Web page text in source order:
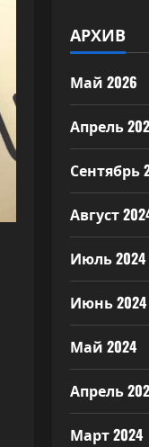
АРХИВ
Май 2026
Апрель
Сентябрь
Август
Июль 2024
Июнь 2024
Май 2024
Апрель
Март 2024